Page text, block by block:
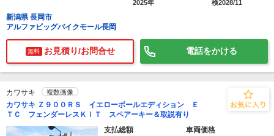
2025年
検2028/11
新潟県 長岡市
アルファビッグバイクモール長岡
無料 お見積り/お問合せ 電話をかける
カワサキ 複数画像
カワサキ Ｚ９００ＲＳ イエローボールエディション Ｅ
ＴＣ フェンダーレスＫＩＴ スペアーキー＆取説有り
支払総額
車両価格